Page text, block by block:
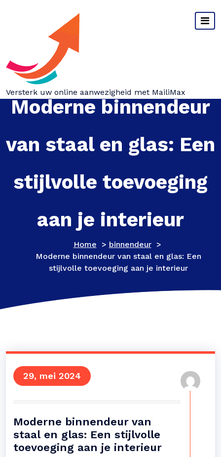
Versterk uw online aanwezigheid met MailiMax
Moderne binnendeur
van staal en glas: Een
stijlvolle toevoeging
aan je interieur
Home > binnendeur>
Moderne binnendeur van staal en glas: Een
stijlvolle toevoeging aan je interieur
29, mei 2024
Moderne binnendeur van
staal en glas: Een stijlvolle
toevoeging aan je interieur